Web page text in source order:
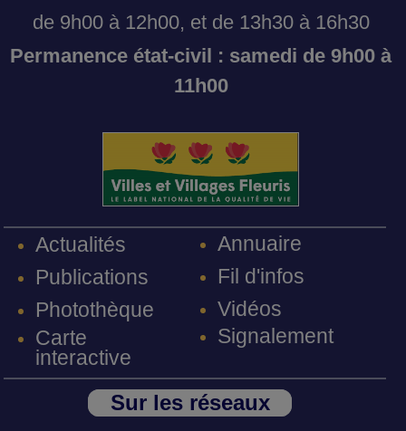
de 9h00 à 12h00, et de 13h30 à 16h30
Permanence état-civil : samedi de 9h00 à
11h00
Actualités
Publications
Photothèque
Carte
interactive
Annuaire
Fil d'infos
Vidéos
Signalement
Sur les réseaux